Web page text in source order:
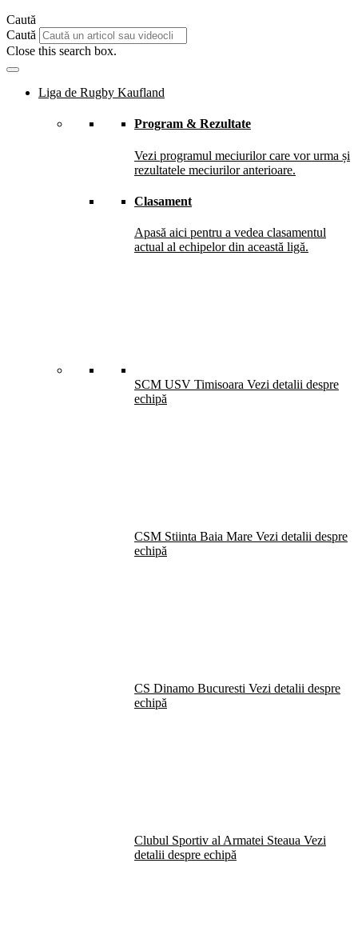
Caută
Caută
Close this search box.
Liga de Rugby Kaufland
Program & Rezultate
Vezi programul meciurilor care vor urma și
rezultatele meciurilor anterioare.
Clasament
Apasă aici pentru a vedea clasamentul
actual al echipelor din această ligă.
SCM USV Timisoara Vezi detalii despre
echipă
CSM Stiinta Baia Mare Vezi detalii despre
echipă
CS Dinamo Bucuresti Vezi detalii despre
echipă
Clubul Sportiv al Armatei Steaua Vezi
detalii despre echipă